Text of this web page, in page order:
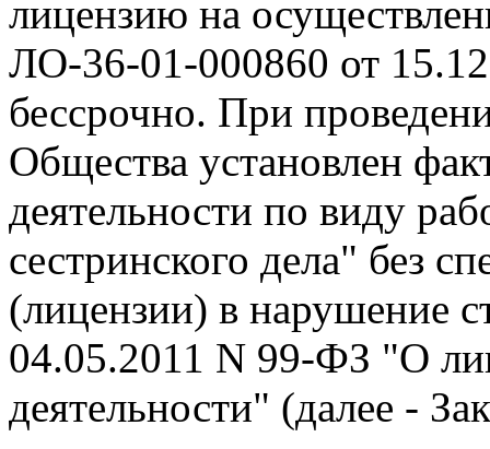
лицензию на
ЛО-36-01-000860 от
бессрочно. При
Общества установлен
деятельности по виду
сестринского дела" без
(лицензии) в нарушение
04.05.2011 N 99-ФЗ "О
деятельности" (далее -